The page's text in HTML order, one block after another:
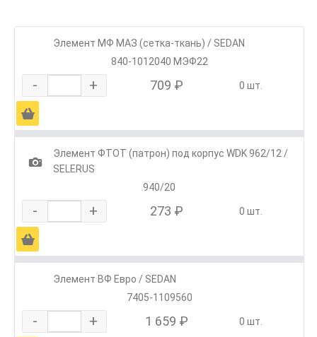
Элемент МФ МАЗ (сетка-ткань) / SEDAN
840-1012040 МЭФ22
- + 709 ₽ 0 шт.
Ä
1
Элемент ФТОТ (патрон) под корпус WDK 962/12 /
SELERUS
940/20
- + 273 ₽ 0 шт.
Ä
Элемент ВФ Евро / SEDAN
7405-1109560
- + 1 659 ₽ 0 шт.